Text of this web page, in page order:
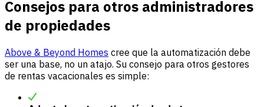
Consejos para otros administradores
de propiedades
Above & Beyond Homes cree que la automatización debe
ser una base, no un atajo. Su consejo para otros gestores
de rentas vacacionales es simple: